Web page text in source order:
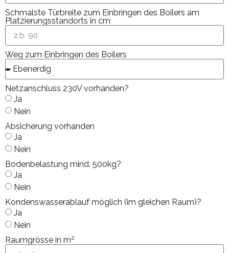
Schmalste Türbreite zum Einbringen des Boilers am
Platzierungsstandorts in cm
Weg zum Einbringen des Boilers
Netzanschluss 230V vorhanden?
Ja
Nein
Absicherung vorhanden
Ja
Nein
Bodenbelastung mind. 500kg?
Ja
Nein
Kondenswasserablauf möglich (im gleichen Raum)?
Ja
Nein
Raumgrösse in m2